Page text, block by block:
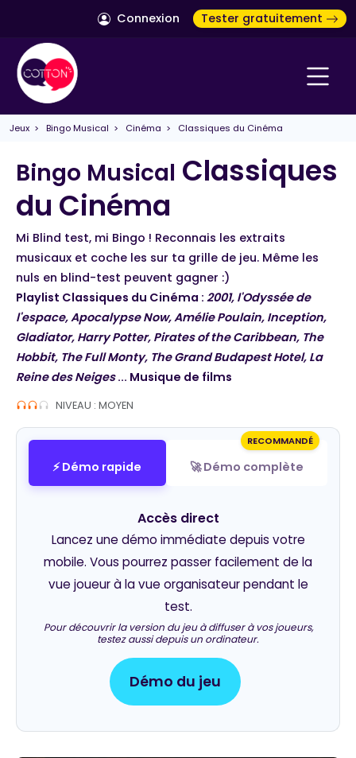
Connexion Tester gratuitement
Jeux > Bingo Musical > Cinéma > Classiques du Cinéma
Bingo Musical Classiques
du Cinéma
Mi Blind test, mi Bingo ! Reconnais les extraits
musicaux et coche les sur ta grille de jeu. Même les
nuls en blind-test peuvent gagner :)
Playlist Classiques du Cinéma : 2001, l'Odyssée de
l'espace, Apocalypse Now, Amélie Poulain, Inception,
Gladiator, Harry Potter, Pirates of the Caribbean, The
Hobbit, The Full Monty, The Grand Budapest Hotel, La
Reine des Neiges... Musique de films
NIVEAU : MOYEN
⚡ Démo rapide
RECOMMANDÉ
🚀 Démo complète
Accès direct
Lancez une démo immédiate depuis votre
mobile. Vous pourrez passer facilement de la
vue joueur à la vue organisateur pendant le
test.
Pour découvrir la version du jeu à diffuser à vos joueurs,
testez aussi depuis un ordinateur.
Démo du jeu